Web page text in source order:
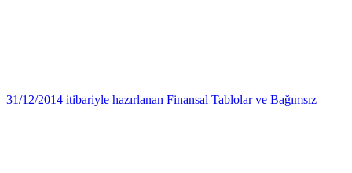
31/12/2014 itibariyle hazırlanan Finansal Tablolar ve Bağımsız